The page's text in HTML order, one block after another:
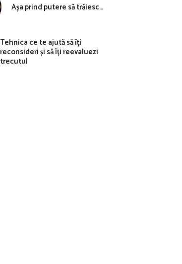
Așa prind putere să trăiesc…
Tehnica ce te ajută să îți
reconsideri și să îți reevaluezi
trecutul